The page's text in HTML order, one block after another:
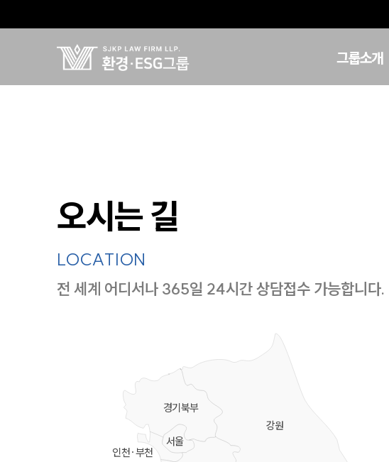
그룹소개
오시는 길
LOCATION
전 세계 어디서나 365일 24시간 상담접수 가능합니다.
강원
경기북부
서울
인천·부천